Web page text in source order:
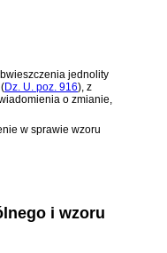
jednolity
(Dz. U. poz. 916), z
o zmianie,
w sprawie wzoru
i wzoru